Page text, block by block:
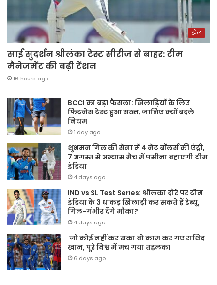
खेल
साई सुदर्शन श्रीलंका टेस्ट सीरीज से बाहर: टीम
मैनेजमेंट की बढ़ी टेंशन
16 hours ago
BCCI का बड़ा फैसला: खिलाड़ियों के लिए
फिटनेस टेस्ट हुआ सख्त, जानिए क्यों बदले
नियम
1 day ago
शुभमन गिल की सेना में 4 नेट बॉलर्स की एंट्री,
7 अगस्त से अभ्यास मैच में पसीना बहाएगी टीम
इंडिया
4 days ago
IND vs SL Test Series: श्रीलंका दौरे पर टीम
इंडिया के 3 धाकड़ खिलाड़ी कर सकते हैं डेब्यू,
गिल-गंभीर देंगे मौका?
4 days ago
जो कोई नहीं कर सका वो काम कर गए राशिद
खान, पूरे विश्व में मच गया तहलका
6 days ago